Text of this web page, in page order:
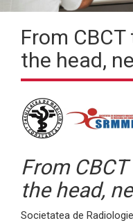
From
the head,
From
the head,
Societatea de